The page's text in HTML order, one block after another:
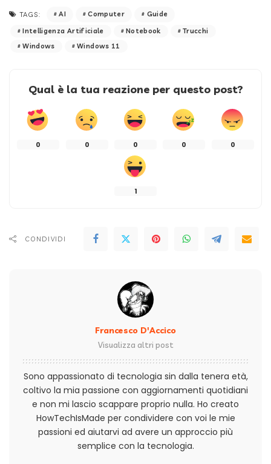
TAGS: AI Computer
Guide
Intelligenza Artificiale
Notebook
Trucchi
Windows
Windows 11
Qual è la tua reazione per questo post?
0 0 0 0 0
1
CONDIVIDI
Francesco D'Accico
Visualizza altri post
Sono appassionato di tecnologia sin dalla tenera età,
coltivo la mia passione con aggiornamenti quotidiani
e non mi lascio scappare proprio nulla. Ho creato
HowTechIsMade per condividere con voi le mie
passioni ed aiutarvi ad avere un approccio più
semplice con la tecnologia.